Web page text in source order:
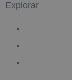
Explorar